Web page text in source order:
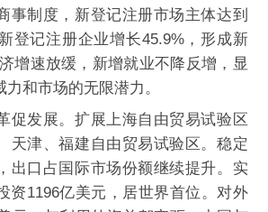
事制度，新登记注册市场主体达到
登记注册企业增长45.9%，形成新
增速放缓，新增就业不降反增，显
和市场的无限潜力。
发展。扩展上海自由贸易试验区
天津、福建自由贸易试验区。稳定
出口占国际市场份额继续提升。实
资1196亿美元，居世界首位。对外